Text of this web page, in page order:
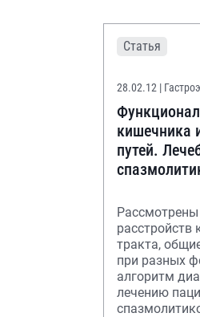
Статья
28.02.12 |
кишечника
путей.
расстройств
тракта,
при разных
алгоритм
лечению